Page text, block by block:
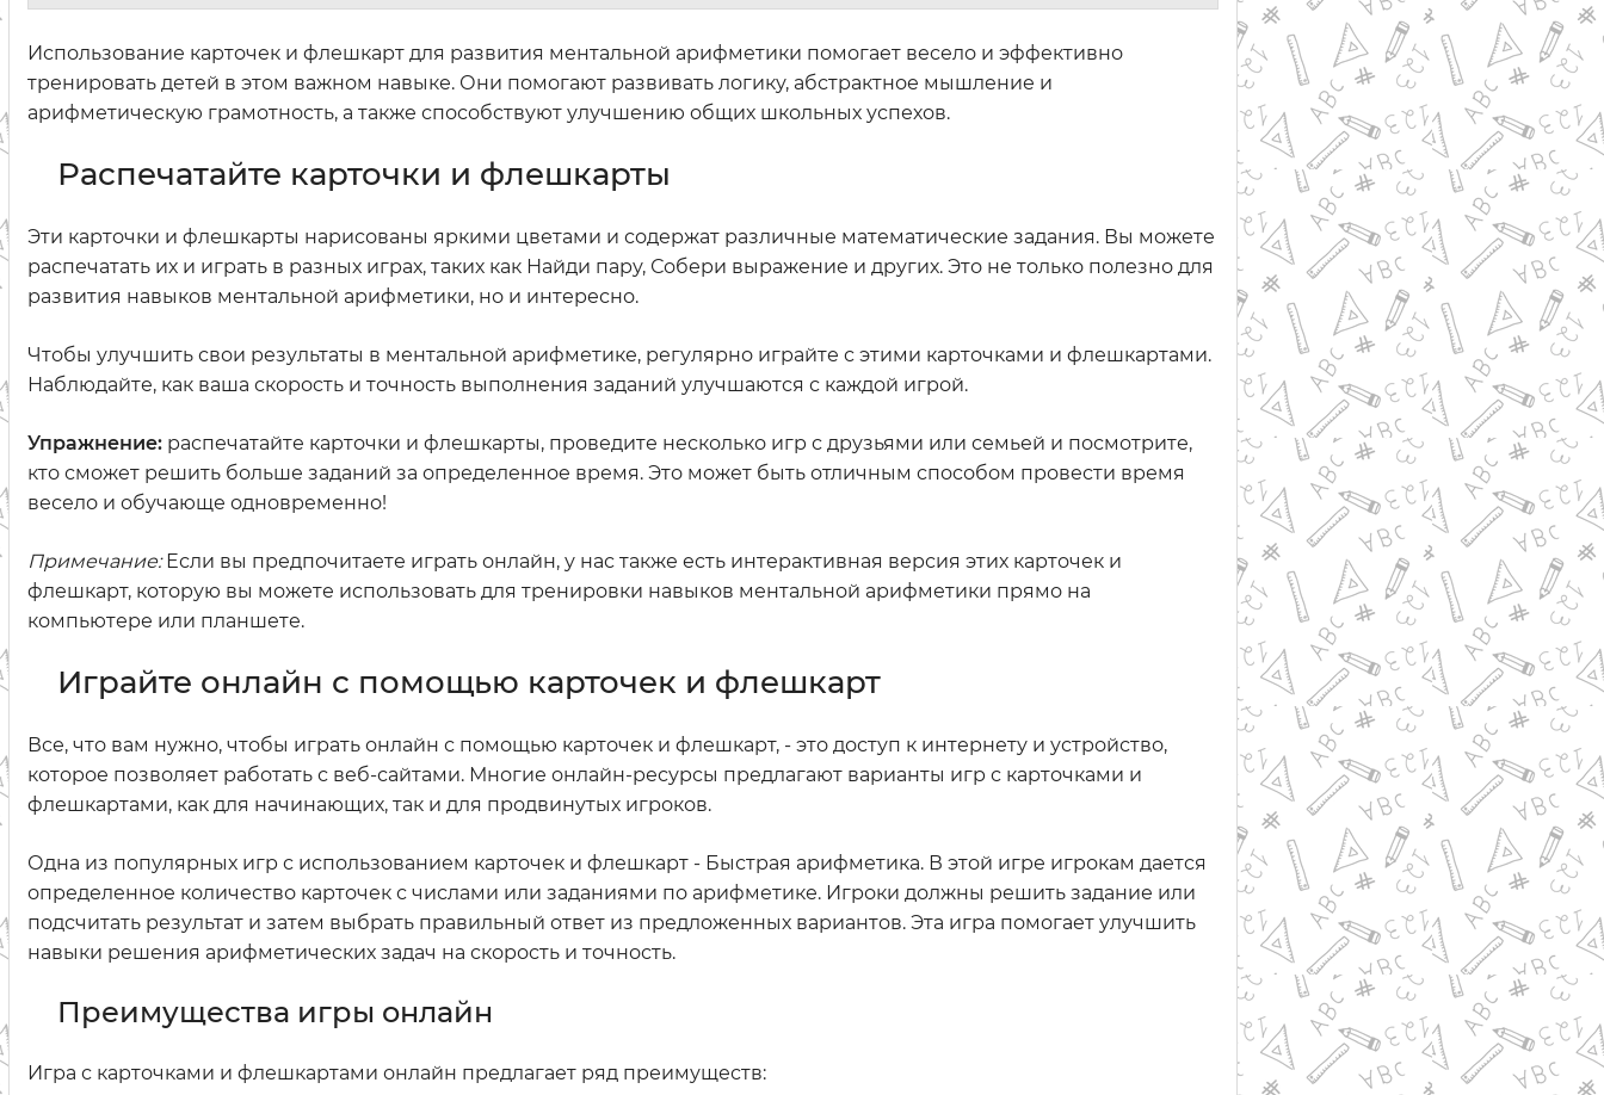
Использование карточек и флешкарт для развития ментальной арифметики помогает весело и эффективно
тренировать детей в этом важном навыке. Они помогают развивать логику, абстрактное мышление и
арифметическую грамотность, а также способствуют улучшению общих школьных успехов.
Распечатайте карточки и флешкарты
Эти карточки и флешкарты нарисованы яркими цветами и содержат различные математические задания. Вы можете
распечатать их и играть в разных играх, таких как Найди пару, Собери выражение и других. Это не только полезно для
развития навыков ментальной арифметики, но и интересно.
Чтобы улучшить свои результаты в ментальной арифметике, регулярно играйте с этими карточками и флешкартами.
Наблюдайте, как ваша скорость и точность выполнения заданий улучшаются с каждой игрой.
Упражнение: распечатайте карточки и флешкарты, проведите несколько игр с друзьями или семьей и посмотрите,
кто сможет решить больше заданий за определенное время. Это может быть отличным способом провести время
весело и обучающе одновременно!
Примечание:Если вы предпочитаете играть онлайн, у нас также есть интерактивная версия этих карточек и
флешкарт, которую вы можете использовать для тренировки навыков ментальной арифметики прямо на
компьютере или планшете.
Играйте онлайн с помощью карточек и флешкарт
Все, что вам нужно, чтобы играть онлайн с помощью карточек и флешкарт, - это доступ к интернету и устройство,
которое позволяет работать с веб-сайтами. Многие онлайн-ресурсы предлагают варианты игр с карточками и
флешкартами, как для начинающих, так и для продвинутых игроков.
Одна из популярных игр с использованием карточек и флешкарт - Быстрая арифметика. В этой игре игрокам дается
определенное количество карточек с числами или заданиями по арифметике. Игроки должны решить задание или
подсчитать результат и затем выбрать правильный ответ из предложенных вариантов. Эта игра помогает улучшить
навыки решения арифметических задач на скорость и точность.
Преимущества игры онлайн
Игра с карточками и флешкартами онлайн предлагает ряд преимуществ: